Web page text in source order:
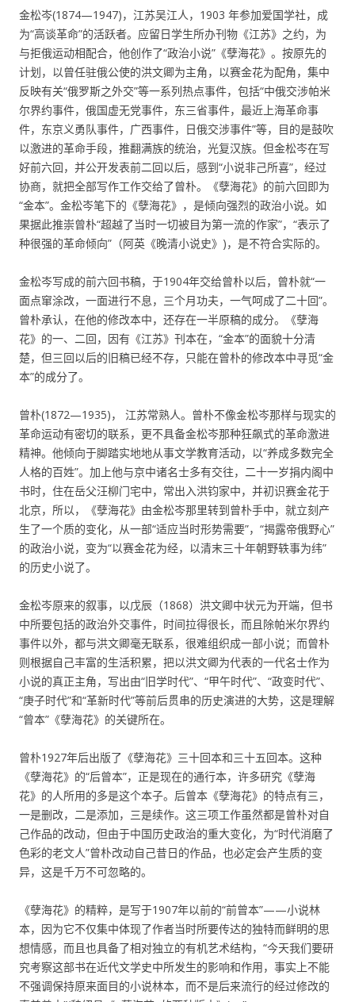
金松岑(1874—1947)，江苏吴江人，1903 年参加爱国学社，成
为“高谈革命”的活跃者。应留日学生所办刊物《江苏》之约，为
与拒俄运动相配合，他创作了“政治小说”《孽海花》。按原先的
计划，以曾任驻俄公使的洪文卿为主角，以赛金花为配角，集中
反映有关“俄罗斯之外交”等一系列热点事件，包括“中俄交涉帕米
尔界约事件，俄国虚无党事件，东三省事件，最近上海革命事
件，东京义勇队事件，广西事件，日俄交涉事件”等，目的是鼓吹
以激进的革命手段，推翻满族的统治，光复汉族。但金松岑在写
好前六回，并公开发表前二回以后，感到“小说非己所喜”，经过
协商，就把全部写作工作交给了曾朴。《孽海花》的前六回即为
“金本”。金松岑笔下的《孽海花》，是倾向强烈的政治小说。如
果据此推崇曾朴“超越了当时一切被目为第一流的作家”，“表示了
种很强的革命倾向”（阿英《晚清小说史》)，是不符合实际的。
金松岑写成的前六回书稿，于1904年交给曾朴以后，曾朴就“一
面点窜涂改，一面进行不息，三个月功夫，一气呵成了二十回”。
曾朴承认，在他的修改本中，还存在一半原稿的成分。《孽海
花》的一、二回，因有《江苏》刊本在，“金本”的面貌十分清
楚，但三回以后的旧稿已经不存，只能在曾朴的修改本中寻觅“金
本”的成分了。
曾朴(1872—1935)， 江苏常熟人。曾朴不像金松岑那样与现实的
革命运动有密切的联系，更不具备金松岑那种狂飙式的革命激进
精神。他倾向于脚踏实地地从事文学教育活动，以“养成多数完全
人格的百姓”。加上他与京中诸名士多有交往，二十一岁捐内阁中
书时，住在岳父汪柳门宅中，常出入洪钧家中，并初识赛金花于
北京，所以，《孽海花》由金松岑那里转到曾朴手中，就立刻产
生了一个质的变化，从一部“适应当时形势需要”，“揭露帝俄野心”
的政治小说，变为“以赛金花为经，以清末三十年朝野轶事为纬”
的历史小说了。
金松岑原来的叙事，以戊辰（1868）洪文卿中状元为开端，但书
中所要包括的政治外交事件，时间拉得很长，而且除帕米尔界约
事件以外，都与洪文卿毫无联系，很难组织成一部小说；而曾朴
则根据自己丰富的生活积累，把以洪文卿为代表的一代名士作为
小说的真正主角，写出由“旧学时代”、“甲午时代”、“政变时代”、
“庚子时代”和“革新时代”等前后贯串的历史演进的大势，这是理解
“曾本”《孽海花》的关键所在。
曾朴1927年后出版了《孽海花》三十回本和三十五回本。这种
《孽海花》的“后曾本”，正是现在的通行本，许多研究《孽海
花》的人所用的多是这个本子。后曾本《孽海花》的特点有三，
一是删改，二是添加，三是续作。这三项工作虽然都是曾朴对自
己作品的改动，但由于中国历史政治的重大变化，为“时代消磨了
色彩的老文人”曾朴改动自己昔日的作品，也必定会产生质的变
异，这是千万不可忽略的。
《孽海花》的精粹，是写于1907年以前的“前曾本”——小说林
本，因为它不仅集中体现了作者当时所要传达的独特而鲜明的思
想情感，而且也具备了相对独立的有机艺术结构，“今天我们要研
究考察这部书在近代文学史中所发生的影响和作用，事实上不能
不强调保持原来面目的小说林本，而不是后来流行的经过修改的